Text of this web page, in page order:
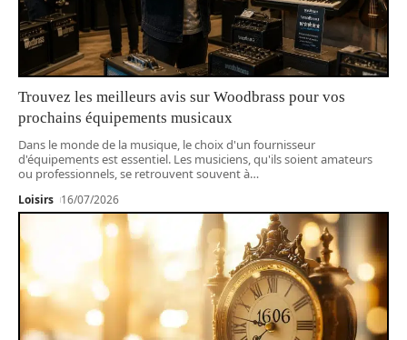
Trouvez les meilleurs avis sur Woodbrass pour vos
prochains équipements musicaux
Dans le monde de la musique, le choix d'un fournisseur
d'équipements est essentiel. Les musiciens, qu'ils soient amateurs
ou professionnels, se retrouvent souvent à…
Loisirs 16/07/2026